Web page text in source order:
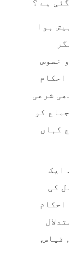
ہے ؟
ہوا
خصوص
شرعی
کو
کہاں
ایک
کی
احکام
قیاس,